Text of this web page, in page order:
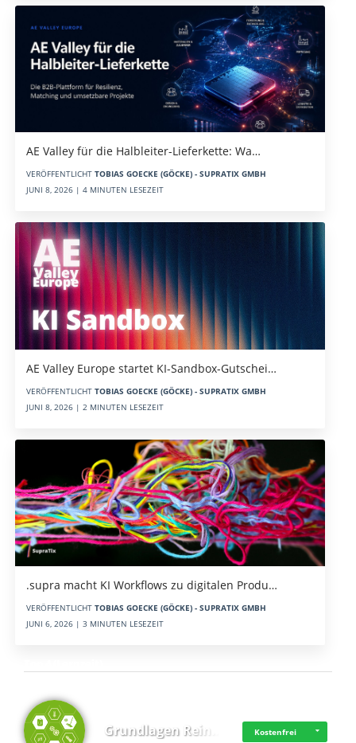
AE Valley für die Halbleiter-Lieferkette: Wa…
VERÖFFENTLICHT TOBIAS GOECKE (GÖCKE) - SUPRATIX GMBH
JUNI 8, 2026 | 4 MINUTEN LESEZEIT
AE Valley Europe startet KI-Sandbox-Gutschei…
VERÖFFENTLICHT TOBIAS GOECKE (GÖCKE) - SUPRATIX GMBH
JUNI 8, 2026 | 2 MINUTEN LESEZEIT
.supra macht KI Workflows zu digitalen Produ…
VERÖFFENTLICHT TOBIAS GOECKE (GÖCKE) - SUPRATIX GMBH
JUNI 6, 2026 | 3 MINUTEN LESEZEIT
Grundlagen Rein… Kostenfrei